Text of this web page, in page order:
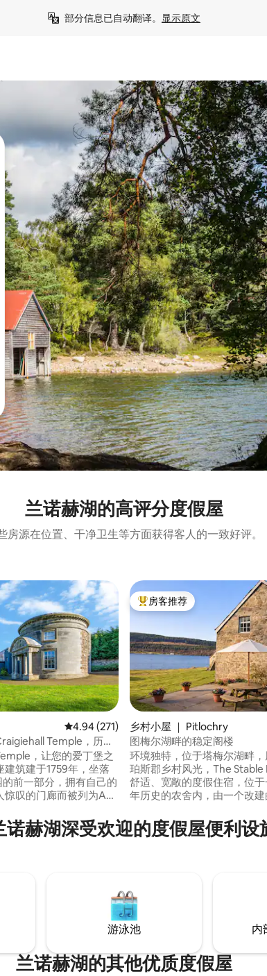
部分信息已自动翻译。 显示原文
势浏览。
兰诺赫湖的高评分度假屋
房源在位置、干净卫生等方面获得客人的一致好评。
共 142 条评价
平均评分 4.94 分（满分 5 分），共 271 条
4.94 (271)
Temple，历史
）
，让您的爱丁堡之
筑建于1759年，坐落
前一部分，拥有自己的
惊叹的门廊而被列为A级
上写着荷拉斯的一句
in rebus jucundis vive
热门「房客推荐」
房客推荐
乡村小屋 ｜ Pitlochry
图梅尔湖畔的稳定阁楼
环境独特，位于塔梅尔湖畔
珀斯郡乡村风光，The
舒适、宽敞的度假住宿，位
年历史的农舍内，由一个改
度假、钓鱼、野外游泳或水上
也是浪漫度假的理想去处。这
诺赫湖深受欢迎的度假屋便利设
游泳池 内
兰诺赫湖的其他优质度假屋